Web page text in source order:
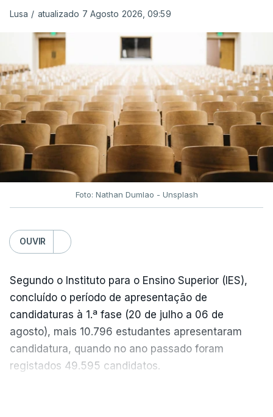
Depois de uma subida inicial devido à guerra no
Irão, à tensão geopolítica no Médio Oriente e ao
fecho do estreito de Ormuz, os preços dos
combustíveis desceram durante o cessar-fogo
entre Washington e Teerão.
No entanto, com o retomar do conflito, as últimas
semanas têm sido marcadas por uma subida
acentuada, tendência que deverá ser revertida na
próxima semana.
c/Lusa
Lusa / atualizado 7 Agosto 2026, 09:59
Foto: Nathan Dumlao - Unsplash
OUVIR
Segundo o Instituto para o Ensino Superior (IES),
concluído o período de apresentação de
candidaturas à 1.ª fase (20 de julho a 06 de
agosto), mais 10.796 estudantes apresentaram
candidatura, quando no ano passado foram
registados 49.595 candidatos.